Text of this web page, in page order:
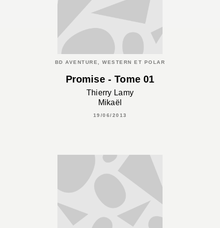
BD AVENTURE, WESTERN ET POLAR
Promise - Tome 01
Thierry Lamy
Mikaël
19/06/2013